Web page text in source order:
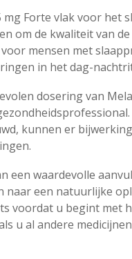
Forte vlak voor het
om de kwaliteit van
mensen met
in het dag-
dosering van
kunnen er
een waardevolle
naar een natuurlijke
voordat u begint met
u al andere